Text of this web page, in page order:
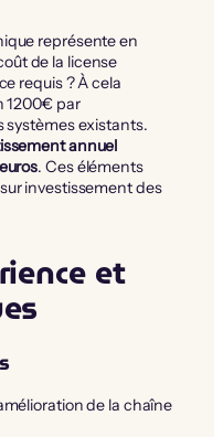
représente en
de la license
requis ? À cela
1200€ par
systèmes existants.
annuel
. Ces éléments
investissement des
et
de la chaîne